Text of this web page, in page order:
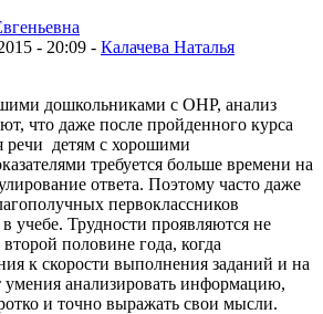
- 20:09 - Калачева Наталья
дошкольниками с ОНР, анализ
что даже после пройденного курса
речи детям с хорошими
требуется больше времени на
ответа. Поэтому часто даже
первоклассников
учебе. Трудности проявляются не
половине года, когда
к скорости выполнения заданий и на
анализировать информацию,
и точно выражать свои мысли.